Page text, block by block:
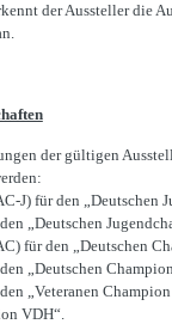
der Aussteller die
der gültigen
J) für den „Deutschen
„Deutschen
für den „Deutschen
„Deutschen
„Veteranen
VDH“.